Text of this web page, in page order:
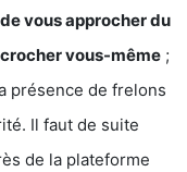
vous approcher du
vous-même ;
présence de frelons
Il faut de suite
de la plateforme